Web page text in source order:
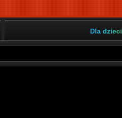
Dla dzieci